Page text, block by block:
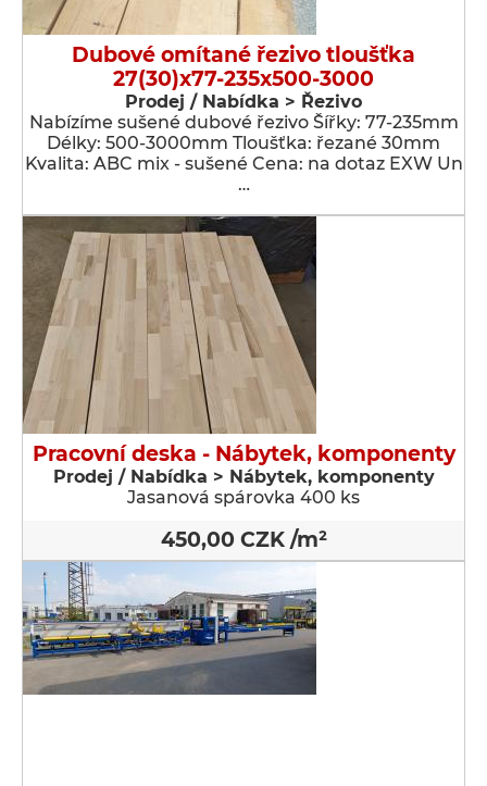
Dubové omítané řezivo tloušťka
27(30)x77-235x500-3000
Prodej / Nabídka > Řezivo
Nabízíme sušené dubové řezivo Šířky: 77-235mm
Délky: 500-3000mm Tloušťka: řezané 30mm
Kvalita: ABC mix - sušené Cena: na dotaz EXW Un
…
Pracovní deska - Nábytek, komponenty
Prodej / Nabídka > Nábytek, komponenty
Jasanová spárovka 400 ks
450,00 CZK /m²